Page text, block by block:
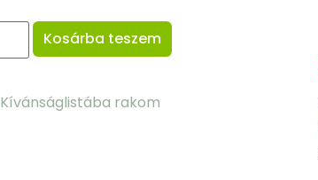
Kosárba teszem
Kívánságlistába rakom